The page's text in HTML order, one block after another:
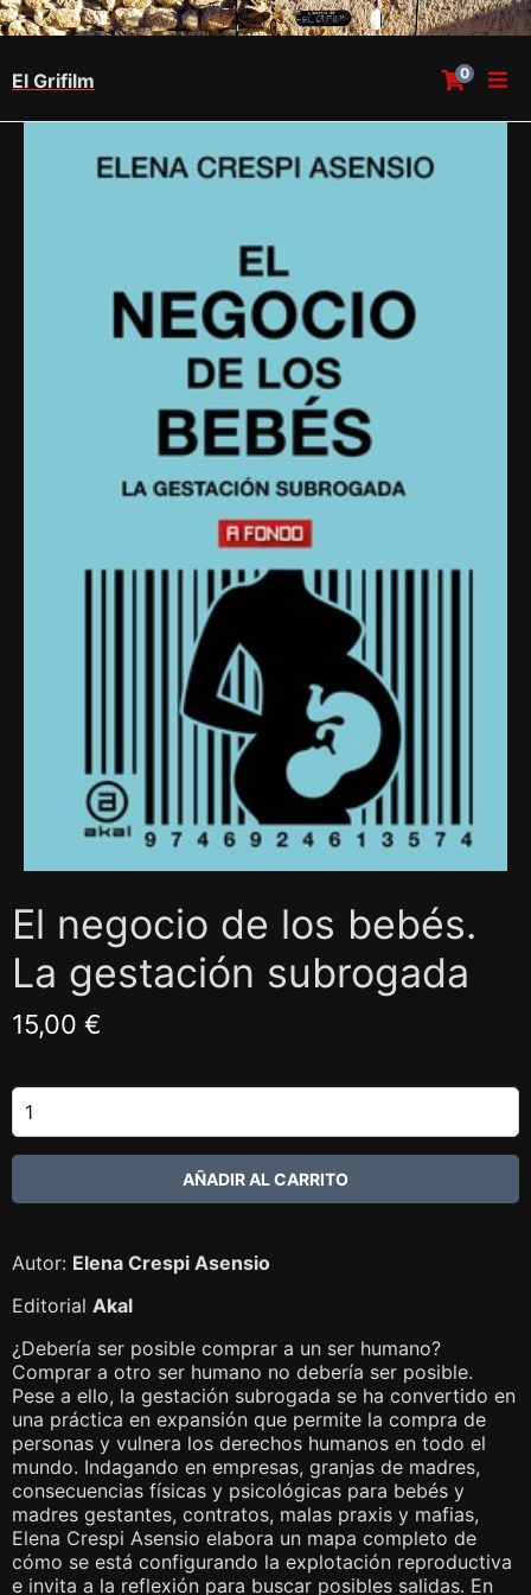
El Grifilm 0
El negocio de los bebés.
La gestación subrogada
15,00 €
Autor: Elena Crespi Asensio
Editorial Akal
¿Debería ser posible comprar a un ser humano?
Comprar a otro ser humano no debería ser posible.
Pese a ello, la gestación subrogada se ha convertido en
una práctica en expansión que permite la compra de
personas y vulnera los derechos humanos en todo el
mundo. Indagando en empresas, granjas de madres,
consecuencias físicas y psicológicas para bebés y
madres gestantes, contratos, malas praxis y mafias,
Elena Crespi Asensio elabora un mapa completo de
cómo se está configurando la explotación reproductiva
e invita a la reflexión para buscar posibles salidas. En